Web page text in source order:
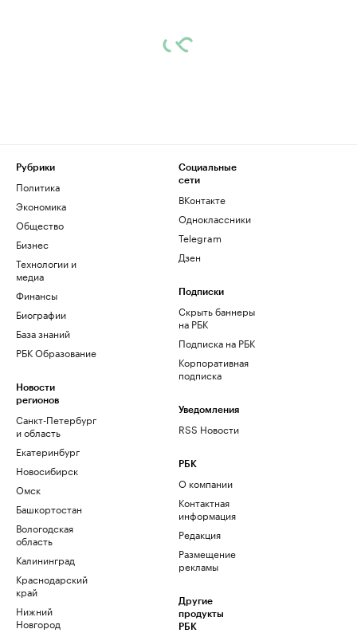
Рубрики
Политика
Экономика
Общество
Бизнес
Технологии и
медиа
Финансы
Биографии
База знаний
РБК Образование
Новости
регионов
Санкт-Петербург
и область
Екатеринбург
Новосибирск
Омск
Башкортостан
Вологодская
область
Калининград
Краснодарский
край
Нижний
Новгород
Социальные
сети
ВКонтакте
Одноклассники
Telegram
Дзен
Подписки
Скрыть баннеры
на РБК
Подписка на РБК
Корпоративная
подписка
Уведомления
RSS Новости
РБК
О компании
Контактная
информация
Редакция
Размещение
рекламы
Другие
продукты
РБК